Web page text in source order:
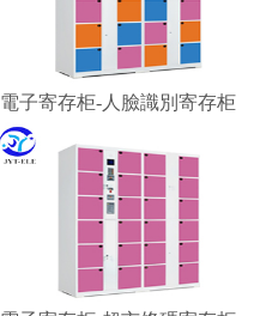
電子寄存柜-人臉識別寄存柜
智能寄存柜廠家